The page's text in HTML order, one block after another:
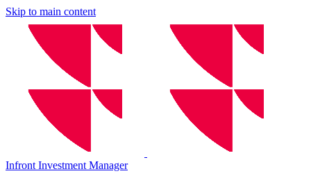
Skip to main content
Infront Investment Manager